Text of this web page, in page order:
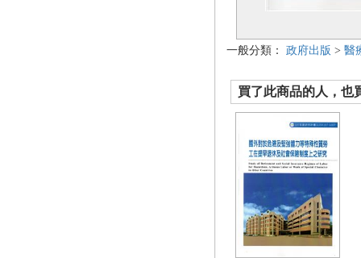
一般分類： 政府出版 > 醫
買了此商品的人，也